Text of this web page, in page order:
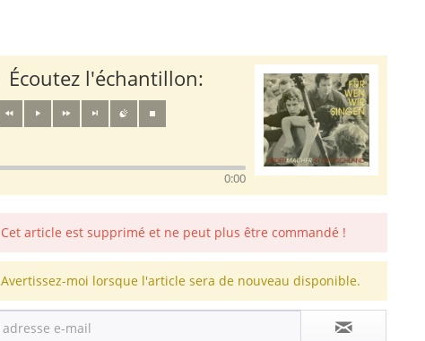
Écoutez l'échantillon:
0:00
Cet article est supprimé et ne peut plus être commandé !
Avertissez-moi lorsque l'article sera de nouveau disponible.